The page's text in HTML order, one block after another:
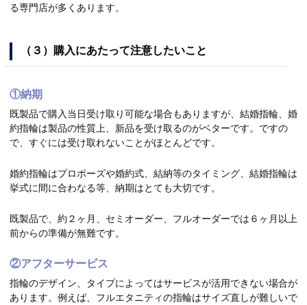
る専門店が多くあります。
（３）購入にあたって注意したいこと
①納期
既製品で購入当日受け取り可能な場合もありますが、結婚指輪、婚
約指輪は製品の性質上、新品を受け取るのがベターです。ですの
で、すぐには受け取れないことがほとんどです。
婚約指輪はプロポーズや婚約式、結納等のタイミング、結婚指輪は
挙式に間に合わなる等、納期はとても大切です。
既製品で、約２ヶ月、セミオーダー、フルオーダーでは６ヶ月以上
前からの準備が無難です。
②アフターサービス
指輪のデザイン、タイプによってはサービスが活用できない場合が
あります。例えば、フルエタニティの指輪はサイズ直しが難しいで